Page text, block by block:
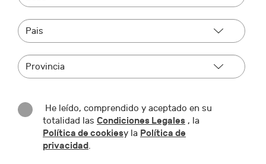
He leído, comprendido y aceptado en su
totalidad las Condiciones Legales , la
Política de cookiesy la Política de
privacidad.